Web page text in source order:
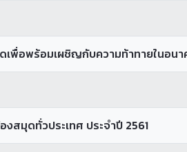
พื่อพร้อมเผชิญกับความท้าทายในอน
สมุดทั่วประเทศ ประจำปี 2561